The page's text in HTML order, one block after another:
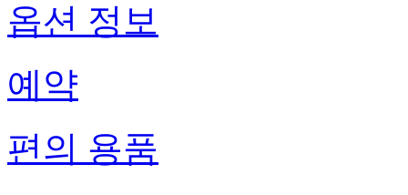
옵션 정보
예약
편의 용품